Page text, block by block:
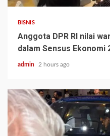
BISNIS
Anggota DPR RI nilai
dalam Sensus Ekonomi
admin 2 hours ago